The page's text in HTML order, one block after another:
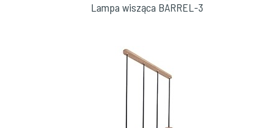
Lampa wisząca BARREL-3